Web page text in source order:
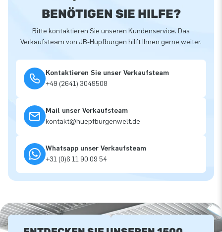
BENÖTIGEN SIE HILFE?
Bitte kontaktieren Sie unseren Kundenservice. Das
Verkaufsteam von JB-Hüpfburgen hilft Ihnen gerne weiter.
Kontaktieren Sie unser Verkaufsteam
+49 (2641) 3049508
Mail unser Verkaufsteam
kontakt@huepfburgenwelt.de
Whatsapp unser Verkaufsteam
+31 (0)6 11 90 09 54